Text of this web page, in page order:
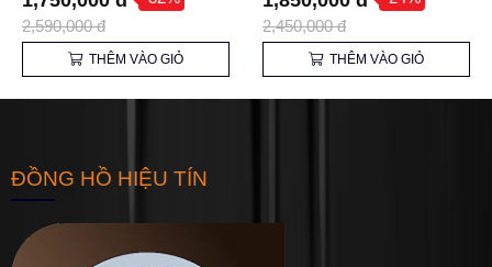
Tính
2,590,000 đ
THÊM VÀO GIỎ
2,450,000 đ
THÊM VÀO GIỎ
ĐỒNG HỒ HIỆU TÍN